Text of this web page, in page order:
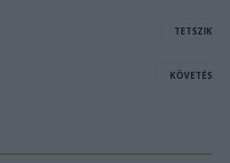
TETSZIK
KÖVETÉS